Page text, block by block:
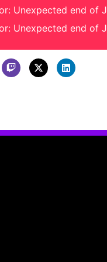
Unexpected end of
Unexpected end of